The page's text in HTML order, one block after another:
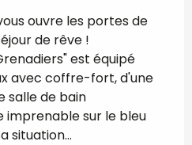
ouvre les portes de
de rêve !
est équipé
avec coffre-fort, d'une
salle de bain
sur le bleu
situation...